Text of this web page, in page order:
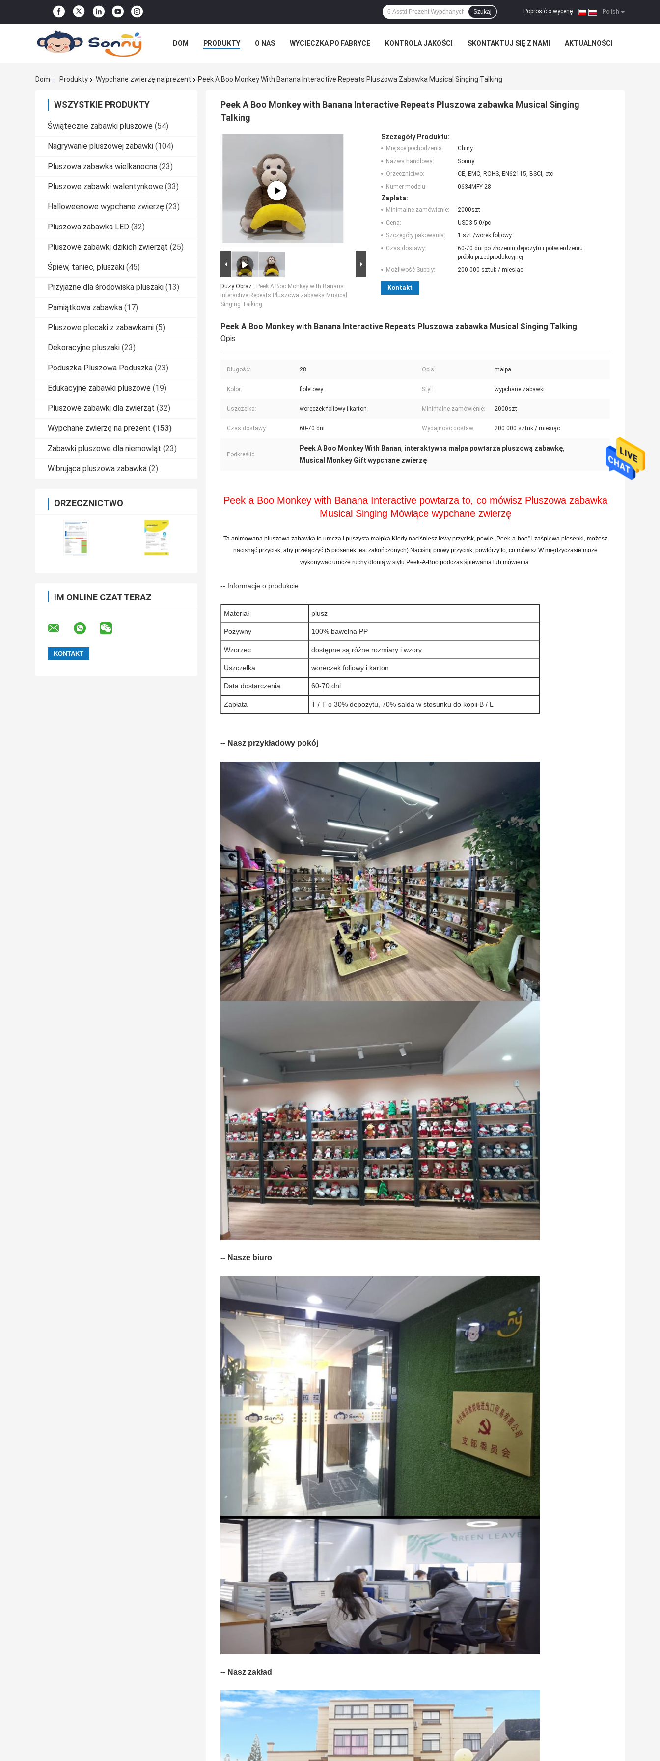
Polish
Poprosić o wycenę |
Szukaj
DOM PRODUKTY O NAS WYCIECZKA PO FABRYCE KONTROLA JAKOŚCI SKONTAKTUJ SIĘ Z NAMI AKTUALNOŚCI
Dom
Produkty Wypchane zwierzę na prezent Peek A Boo Monkey With Banana Interactive Repeats Pluszowa Zabawka Musical Singing Talking
WSZYSTKIE PRODUKTY
Świąteczne zabawki pluszowe (54)
Nagrywanie pluszowej zabawki (104)
Pluszowa zabawka wielkanocna (23)
Pluszowe zabawki walentynkowe (33)
Halloweenowe wypchane zwierzę (23)
Pluszowa zabawka LED (32)
Pluszowe zabawki dzikich zwierząt (25)
Śpiew, taniec, pluszaki (45)
Przyjazne dla środowiska pluszaki (13)
Pamiątkowa zabawka (17)
Pluszowe plecaki z zabawkami (5)
Dekoracyjne pluszaki (23)
Poduszka Pluszowa Poduszka (23)
Edukacyjne zabawki pluszowe (19)
Pluszowe zabawki dla zwierząt (32)
Wypchane zwierzę na prezent (153)
Zabawki pluszowe dla niemowląt (23)
Wibrująca pluszowa zabawka (2)
ORZECZNICTWO
IM ONLINE CZAT TERAZ
Peek A Boo Monkey with Banana Interactive Repeats Pluszowa zabawka Musical Singing
Talking
Duży Obraz : Peek A Boo Monkey with Banana
Interactive Repeats Pluszowa zabawka Musical
Singing Talking
Szczegóły Produktu:
Miejsce pochodzenia:
Chiny
Nazwa handlowa:
Sonny
Orzecznictwo:
CE, EMC, ROHS, EN62115, BSCI, etc
Numer modelu:
0634MFY-28
Zapłata:
Minimalne zamówienie:
2000szt
Cena:
USD3-5.0/pc
Szczegóły pakowania:
1 szt./worek foliowy
Czas dostawy:
60-70 dni po złożeniu depozytu i potwierdzeniu
próbki przedprodukcyjnej
Możliwość Supply:
200 000 sztuk / miesiąc
Kontakt
Peek A Boo Monkey with Banana Interactive Repeats Pluszowa zabawka Musical Singing Talking
Opis
Długość: 28 Opis: małpa
Kolor: fioletowy Styl: wypchane zabawki
Uszczelka: woreczek foliowy i karton Minimalne zamówienie: 2000szt
Czas dostawy: 60-70 dni Wydajność dostaw: 200 000 sztuk / miesiąc
Podkreślić:
Peek A Boo Monkey With Banan, interaktywna małpa powtarza pluszową zabawkę,
Musical Monkey Gift wypchane zwierzę
Peek a Boo Monkey with Banana Interactive powtarza to, co mówisz Pluszowa zabawka
Musical Singing Mówiące wypchane zwierzę
Ta animowana pluszowa zabawka to urocza i puszysta małpka.Kiedy naciśniesz lewy przycisk, powie „Peek-a-boo” i zaśpiewa piosenki, możesz
nacisnąć przycisk, aby przełączyć (5 piosenek jest zakończonych).Naciśnij prawy przycisk, powtórzy to, co mówisz.W międzyczasie może
wykonywać urocze ruchy dłonią w stylu Peek-A-Boo podczas śpiewania lub mówienia.
-- Informacje o produkcie
Materiał plusz
Pożywny 100% bawełna PP
Wzorzec dostępne są różne rozmiary i wzory
Uszczelka woreczek foliowy i karton
Data dostarczenia 60-70 dni
Zapłata T / T o 30% depozytu, 70% salda w stosunku do kopii B / L
-- Nasz przykładowy pokój
-- Nasze biuro
-- Nasz zakład